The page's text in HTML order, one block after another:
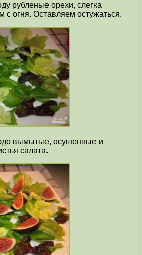
рубленые орехи, слегка
огня. Оставляем остужаться.
вымытые, осушенные и
салата.